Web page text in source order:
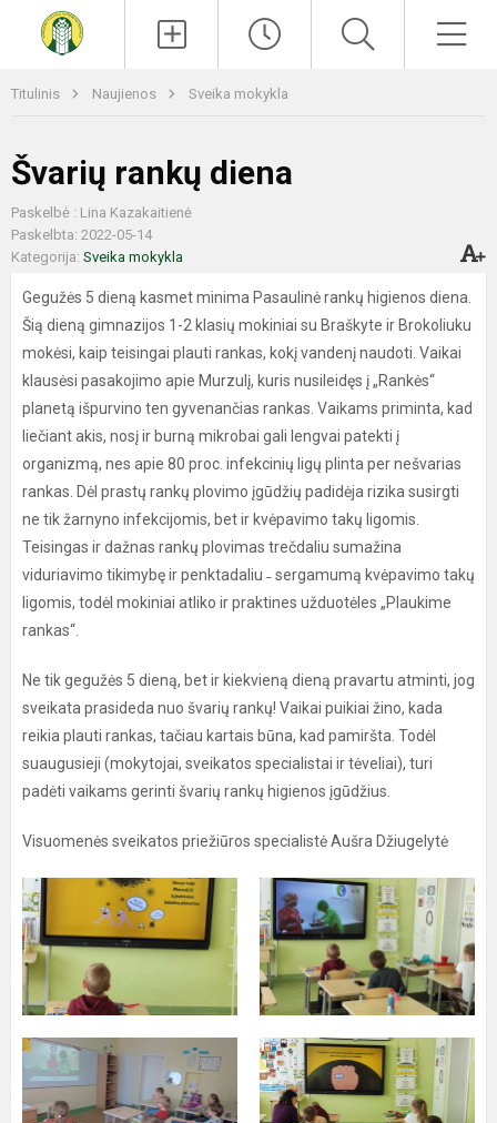
Titulinis Naujienos Sveika mokykla
Švarių rankų diena
Paskelbė : Lina Kazakaitienė
Paskelbta: 2022-05-14
Kategorija: Sveika mokykla
Gegužės 5 dieną kasmet minima Pasaulinė rankų higienos diena.
Šią dieną gimnazijos 1-2 klasių mokiniai su Braškyte ir Brokoliuku
mokėsi, kaip teisingai plauti rankas, kokį vandenį naudoti. Vaikai
klausėsi pasakojimo apie Murzulį, kuris nusileidęs į „Rankės“
planetą išpurvino ten gyvenančias rankas. Vaikams priminta, kad
liečiant akis, nosį ir burną mikrobai gali lengvai patekti į
organizmą, nes apie 80 proc. infekcinių ligų plinta per nešvarias
rankas. Dėl prastų rankų plovimo įgūdžių padidėja rizika susirgti
ne tik žarnyno infekcijomis, bet ir kvėpavimo takų ligomis.
Teisingas ir dažnas rankų plovimas trečdaliu sumažina
viduriavimo tikimybę ir penktadaliu ˗ sergamumą kvėpavimo takų
ligomis, todėl mokiniai atliko ir praktines užduotėles „Plaukime
rankas“.
Ne tik gegužės 5 dieną, bet ir kiekvieną dieną pravartu atminti, jog
sveikata prasideda nuo švarių rankų! Vaikai puikiai žino, kada
reikia plauti rankas, tačiau kartais būna, kad pamiršta. Todėl
suaugusieji (mokytojai, sveikatos specialistai ir tėveliai), turi
padėti vaikams gerinti švarių rankų higienos įgūdžius.
Visuomenės sveikatos priežiūros specialistė Aušra Džiugelytė